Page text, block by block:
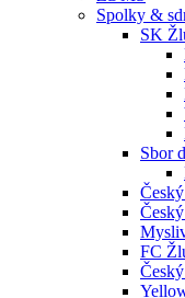
Spolky &
SK
Sbor
FC